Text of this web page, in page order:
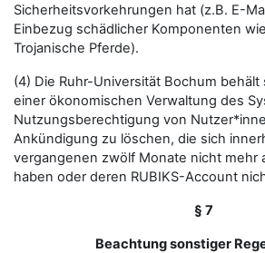
Sicherheitsvorkehrungen hat (z.B. E-
Einbezug schädlicher Komponenten
Trojanische Pferde).
(4) Die Ruhr-Universität Bochum behält
einer ökonomischen Verwaltung des
Nutzungsberechtigung von
Ankündigung zu löschen, die sich
vergangenen zwölf Monate nicht mehr
haben oder deren RUBIKS-Account
§ 7
Beachtung sonstiger